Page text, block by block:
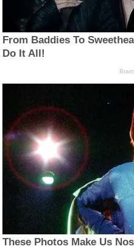
From Baddies To
Do It All!
These Photos Make Us